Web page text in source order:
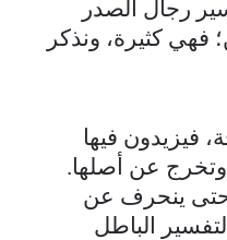
سير رجال الصدر
فهي كثيرة، ونذكر
فيزيدون فيها
عن أصلها.
حتى ينحرف عن
الباطل